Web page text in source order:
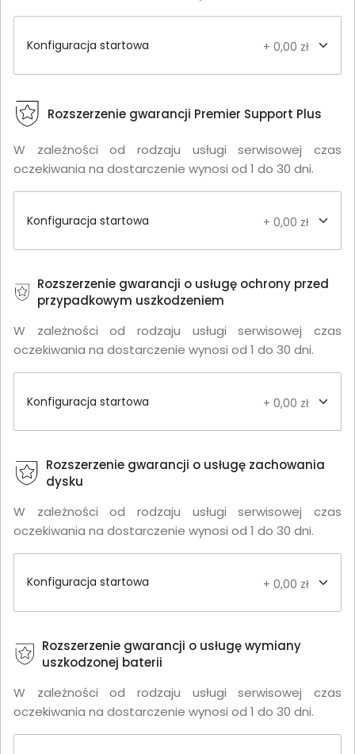
Konfiguracja startowa + 0,00 zł
Rozszerzenie gwarancji Premier Support Plus
W zależności od rodzaju usługi serwisowej czas
oczekiwania na dostarczenie wynosi od 1 do 30 dni.
Konfiguracja startowa + 0,00 zł
Rozszerzenie gwarancji o usługę ochrony przed
przypadkowym uszkodzeniem
W zależności od rodzaju usługi serwisowej czas
oczekiwania na dostarczenie wynosi od 1 do 30 dni.
Konfiguracja startowa + 0,00 zł
Rozszerzenie gwarancji o usługę zachowania
dysku
W zależności od rodzaju usługi serwisowej czas
oczekiwania na dostarczenie wynosi od 1 do 30 dni.
Konfiguracja startowa + 0,00 zł
Rozszerzenie gwarancji o usługę wymiany
uszkodzonej baterii
W zależności od rodzaju usługi serwisowej czas
oczekiwania na dostarczenie wynosi od 1 do 30 dni.